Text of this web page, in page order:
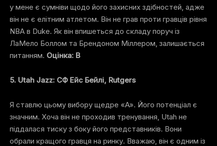
у мене є сумніви щодо його захисних здібностей, адже
він не є елітним атлетом. Він не грав проти гравців рівня
NBA в Duke. Як він впишеться до складу поруч із
ЛаМело Боллом та Брендоном Міллером, залишається
питанням. Оцінка: B
5. Utah Jazz: СФ Ейс Бейлі, Rutgers
Я ставлю цьому вибору щедре «A». Його потенціал є
значним. Хоча він не проходив тренування, Utah не
піддалася тиску з боку його представників. Вони
обрали кращого гравця на ринку. Вважаю, він є одним із